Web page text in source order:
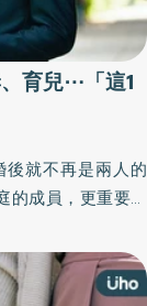
育兒⋯「這1
就不再是兩人的
成員，更重要的
課題。《優活健康